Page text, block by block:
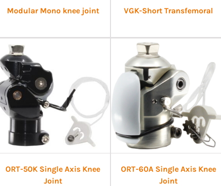
Modular Mono knee joint VGK-Short Transfemoral
ORT-50K Single Axis Knee
Joint
ORT-60A Single Axis Knee
Joint